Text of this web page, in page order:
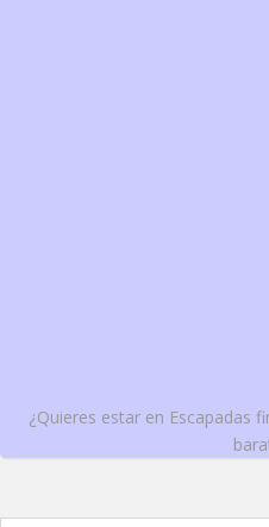
¿Quieres estar en Escapadas